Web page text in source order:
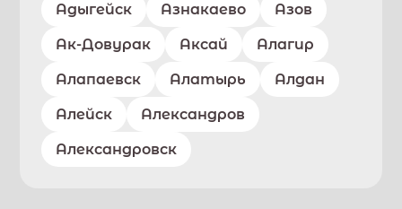
Адыгейск Азнакаево Азов
Ак-Довурак Аксай Алагир
Алапаевск Алатырь Алдан
Алейск Александров
Александровск